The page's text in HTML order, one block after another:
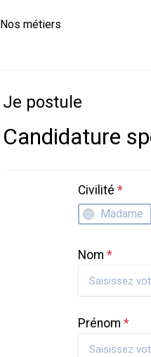
Nos métiers
Je postule
Candidature
Civilité*
Madame
Nom*
Prénom*